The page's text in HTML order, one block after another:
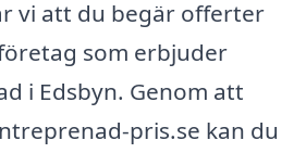
vi att du begär offerter
som erbjuder
i Edsbyn. Genom att
pris.se kan du